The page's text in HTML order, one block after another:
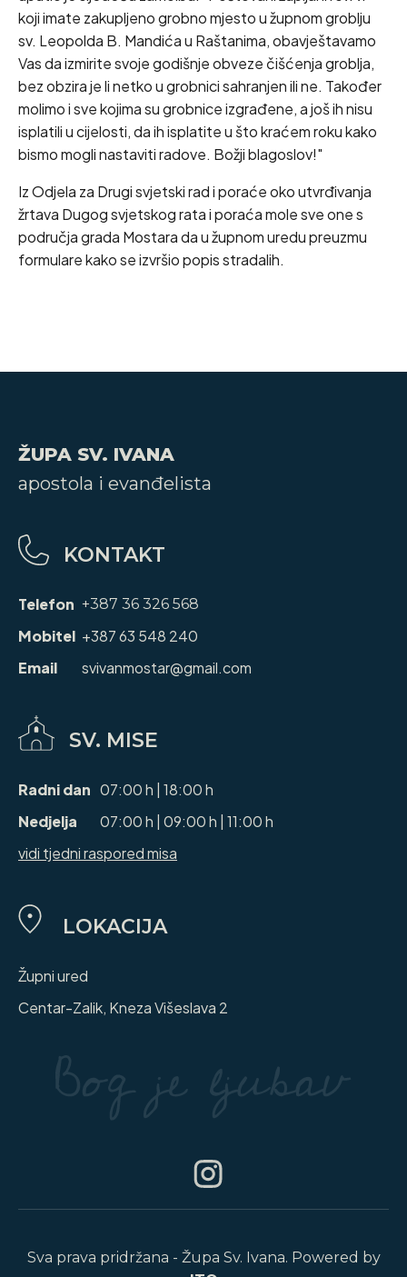
koji imate zakupljeno grobno mjesto u župnom groblju
sv. Leopolda B. Mandića u Raštanima, obavještavamo
Vas da izmirite svoje godišnje obveze čišćenja groblja,
bez obzira je li netko u grobnici sahranjen ili ne. Također
molimo i sve kojima su grobnice izgrađene, a još ih nisu
isplatili u cijelosti, da ih isplatite u što kraćem roku kako
bismo mogli nastaviti radove. Božji blagoslov!"
Iz Odjela za Drugi svjetski rad i poraće oko utvrđivanja
žrtava Dugog svjetskog rata i poraća mole sve one s
područja grada Mostara da u župnom uredu preuzmu
formulare kako se izvršio popis stradalih.
ŽUPA SV. IVANA
apostola i evanđelista
KONTAKT
Telefon +387 36 326 568
Mobitel +387 63 548 240
Email
svivanmostar@gmail.com
SV. MISE
Radni dan 07:00 h | 18:00 h
Nedjelja
07:00 h | 09:00 h | 11:00 h
vidi tjedni raspored misa
LOKACIJA
Župni ured
Centar-Zalik, Kneza Višeslava 2
Sva prava pridržana - Župa Sv. Ivana. Powered by